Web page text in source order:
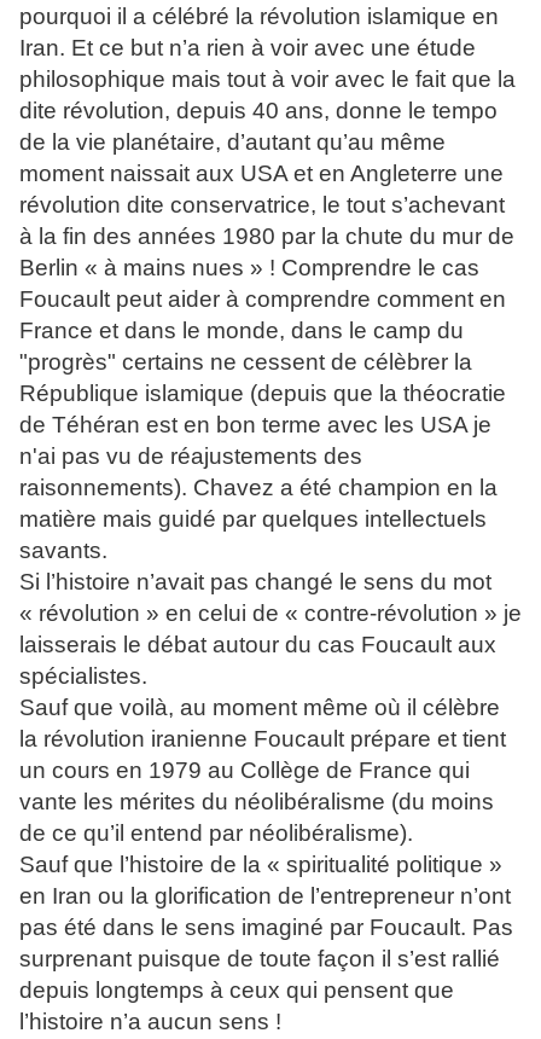
pourquoi il a célébré la révolution islamique en
Iran. Et ce but n’a rien à voir avec une étude
philosophique mais tout à voir avec le fait que la
dite révolution, depuis 40 ans, donne le tempo
de la vie planétaire, d’autant qu’au même
moment naissait aux USA et en Angleterre une
révolution dite conservatrice, le tout s’achevant
à la fin des années 1980 par la chute du mur de
Berlin « à mains nues » ! Comprendre le cas
Foucault peut aider à comprendre comment en
France et dans le monde, dans le camp du
"progrès" certains ne cessent de célèbrer la
République islamique (depuis que la théocratie
de Téhéran est en bon terme avec les USA je
n'ai pas vu de réajustements des
raisonnements). Chavez a été champion en la
matière mais guidé par quelques intellectuels
savants.
Si l’histoire n’avait pas changé le sens du mot
« révolution » en celui de « contre-révolution » je
laisserais le débat autour du cas Foucault aux
spécialistes.
Sauf que voilà, au moment même où il célèbre
la révolution iranienne Foucault prépare et tient
un cours en 1979 au Collège de France qui
vante les mérites du néolibéralisme (du moins
de ce qu’il entend par néolibéralisme).
Sauf que l’histoire de la « spiritualité politique »
en Iran ou la glorification de l’entrepreneur n’ont
pas été dans le sens imaginé par Foucault. Pas
surprenant puisque de toute façon il s’est rallié
depuis longtemps à ceux qui pensent que
l’histoire n’a aucun sens !